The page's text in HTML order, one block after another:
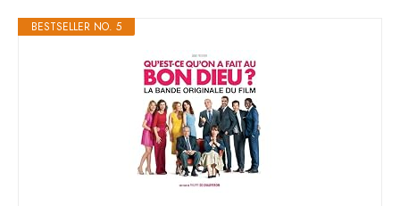
BESTSELLER NO. 5